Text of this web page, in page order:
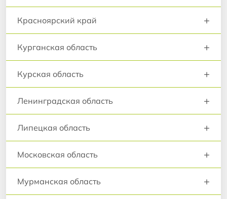
Красноярский край +
Курганская область +
Курская область +
Ленинградская область +
Липецкая область +
Московская область +
Мурманская область +